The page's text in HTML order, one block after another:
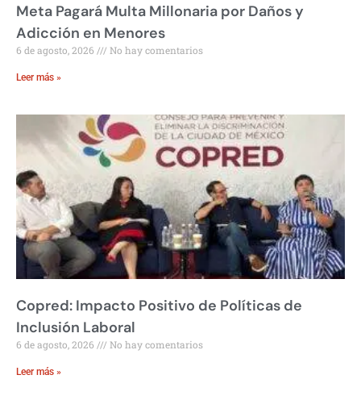
Meta Pagará Multa Millonaria por Daños y
Adicción en Menores
6 de agosto, 2026 No hay comentarios
Leer más »
Copred: Impacto Positivo de Políticas de
Inclusión Laboral
6 de agosto, 2026 No hay comentarios
Leer más »